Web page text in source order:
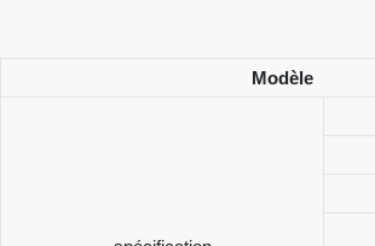
Modèle